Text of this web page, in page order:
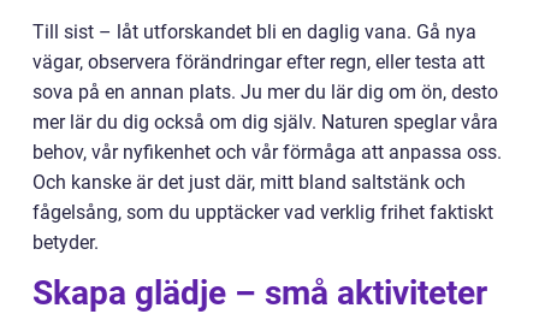
Till sist – låt utforskandet bli en daglig vana. Gå nya
vägar, observera förändringar efter regn, eller testa att
sova på en annan plats. Ju mer du lär dig om ön, desto
mer lär du dig också om dig själv. Naturen speglar våra
behov, vår nyfikenhet och vår förmåga att anpassa oss.
Och kanske är det just där, mitt bland saltstänk och
fågelsång, som du upptäcker vad verklig frihet faktiskt
betyder.
Skapa glädje – små aktiviteter